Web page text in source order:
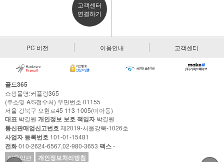
고객센터
연결하기
PC 버전 이용안내 고객센터
골드365
쇼핑몰명:커플링365
(주소및 A/S접수처) 우편번호 01155
서울 강북구 오현로45 113-1005(미아동)
대표 박길원 개인정보 보호 책임자박길원
통신판매업신고번호제2019-서울강북-1026호
사업자 등록번호 101-01-15481
전화010-2624-6567,02-980-3653 팩스-
이용약관
개인정보처리방침